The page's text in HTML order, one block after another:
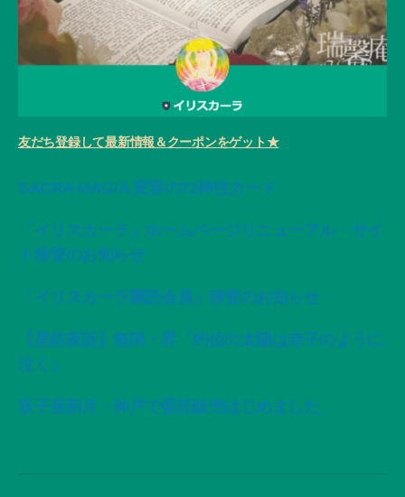
友だち登録して最新情報＆クーポンをゲット★
SACRA MAGIA 変容の72神性カード
「イリスカーラ」ホームページリニューアル・サイ
ト移管のお知らせ
「イリスカーラ購読会員」移管のお知らせ
【星紡夜話】無限・昇「灼位の太陽は赤子のように
泣く」
双子座新月・神戸で委託販売はじめました